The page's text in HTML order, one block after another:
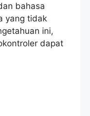
bahasa
yang tidak
ini,
dapat